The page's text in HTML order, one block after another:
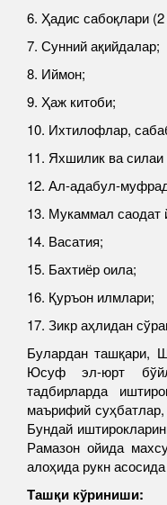
6. Ҳадис сабоқлари (2
7. Сунний ақийдалар;
8. Иймон;
9. Ҳаж китоби;
10. Ихтилофлар,
11. Яхшилик ва силаи
12. Ал-адабул-
13. Мукаммал саодат
14. Васатия;
15. Бахтиёр оила;
16. Қуръон илмлари;
17. Зикр аҳлидан
Булардан ташқари,
Юсуф эл-юрт
тадбирларда
маърифий
Бундай
Рамазон ойида
алоҳида рукн
Ташқи кўриниши: